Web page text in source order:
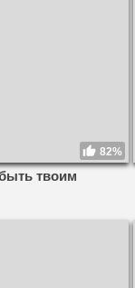
82%
твоим